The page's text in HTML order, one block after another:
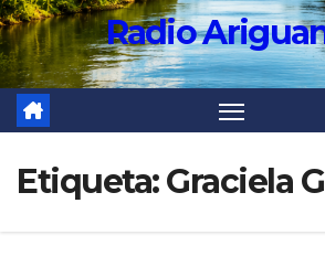
Radio
Etiqueta:Graciela